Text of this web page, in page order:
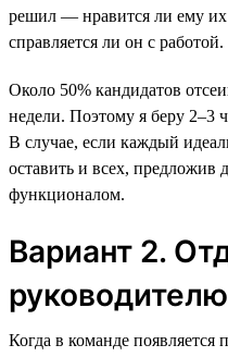
решил — нравится ли ему
справляется ли он с работой.
Около 50% кандидатов
недели. Поэтому я беру 2–3
В случае, если каждый
оставить и всех,
функционалом.
Вариант 2.
руководителю
Когда в команде появляется